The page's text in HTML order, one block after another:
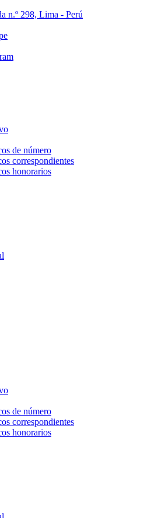
n.º 298, Lima - Perú
de número
correspondientes
honorarios
de número
correspondientes
honorarios